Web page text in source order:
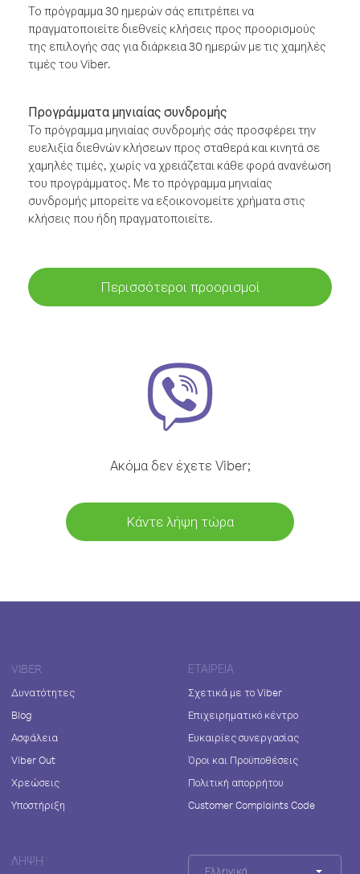
Το πρόγραμμα 30 ημερών σάς επιτρέπει να
πραγματοποιείτε διεθνείς κλήσεις προς προορισμούς
της επιλογής σας για διάρκεια 30 ημερών με τις χαμηλές
τιμές του Viber.
Προγράμματα μηνιαίας συνδρομής
Το πρόγραμμα μηνιαίας συνδρομής σάς προσφέρει την
ευελιξία διεθνών κλήσεων προς σταθερά και κινητά σε
χαμηλές τιμές, χωρίς να χρειάζεται κάθε φορά ανανέωση
του προγράμματος. Με το πρόγραμμα μηνιαίας
συνδρομής μπορείτε να εξοικονομείτε χρήματα στις
κλήσεις που ήδη πραγματοποιείτε.
Περισσότεροι προορισμοί
Ακόμα δεν έχετε Viber;
Κάντε λήψη τώρα
VIBER
Δυνατότητες
Blog
Ασφάλεια
Viber Out
Χρεώσεις
Υποστήριξη
ΕΤΑΙΡΕΊΑ
Σχετικά με το Viber
Επιχειρηματικό κέντρο
Ευκαιρίες συνεργασίας
Όροι και Προϋποθέσεις
Πολιτική απορρήτου
Customer Complaints Code
ΛΉΨΗ
Ελληνικά